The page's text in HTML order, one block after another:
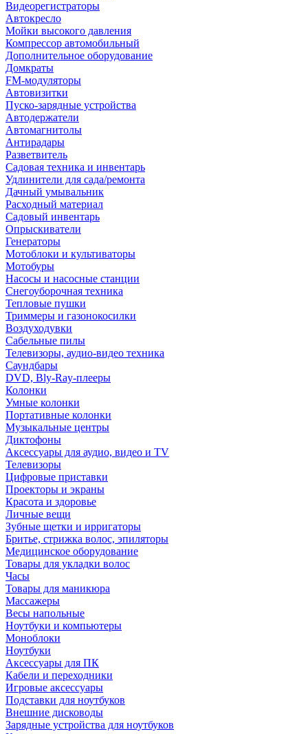
Видеорегистраторы
Автокресло
Мойки высокого давления
Компрессор автомобильный
Дополнительное оборудование
Домкраты
FM-модуляторы
Автовизитки
Пуско-зарядные устройства
Автодержатели
Автомагнитолы
Антирадары
Разветвитель
Садовая техника и инвентарь
Удлинители для сада/ремонта
Дачный умывальник
Расходный материал
Садовый инвентарь
Опрыскиватели
Генераторы
Мотоблоки и культиваторы
Мотобуры
Насосы и насосные станции
Снегоуборочная техника
Тепловые пушки
Триммеры и газонокосилки
Воздуходувки
Сабельные пилы
Телевизоры, аудио-видео техника
Саундбары
DVD, Bly-Ray-плееры
Колонки
Умные колонки
Портативные колонки
Музыкальные центры
Диктофоны
Аксессуары для аудио, видео и TV
Телевизоры
Цифровые приставки
Проекторы и экраны
Красота и здоровье
Личные вещи
Зубные щетки и ирригаторы
Бритье, стрижка волос, эпиляторы
Медицинское оборудование
Товары для укладки волос
Часы
Товары для маникюра
Массажеры
Весы напольные
Ноутбуки и компьютеры
Моноблоки
Ноутбуки
Аксессуары для ПК
Кабели и переходники
Игровые аксессуары
Подставки для ноутбуков
Внешние дисководы
Зарядные устройства для ноутбуков